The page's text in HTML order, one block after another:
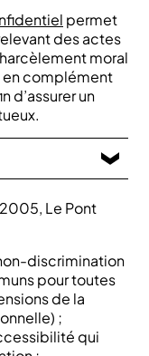
permet
des actes
moral
en complément
d’assurer un
Le Pont
discrimination
pour toutes
de la
;
qui